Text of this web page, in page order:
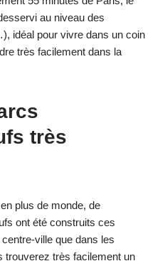
au niveau des
idéal pour vivre dans un coin
très facilement dans la
très
plus de monde, de
ont été construits ces
ville que dans les
trouverez très facilement un